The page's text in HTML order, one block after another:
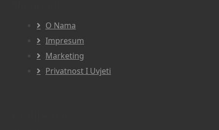
O Nama
Impresum
Marketing
Privatnost I Uvjeti